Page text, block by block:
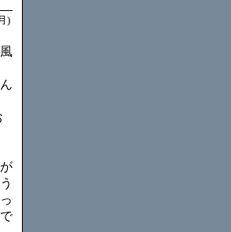
)